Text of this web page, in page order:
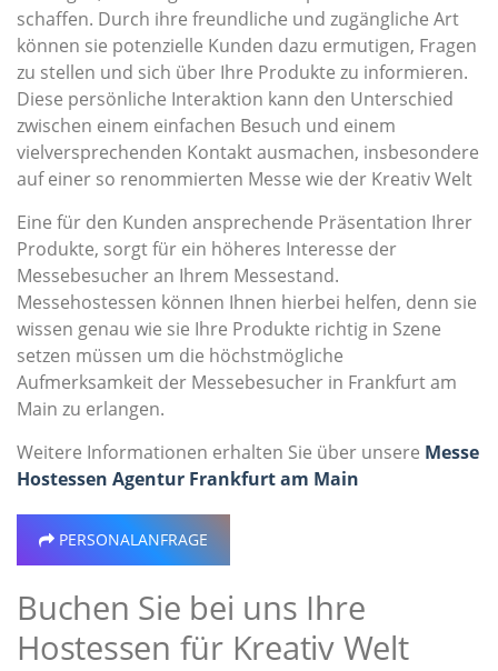
schaffen. Durch ihre freundliche und zugängliche Art
können sie potenzielle Kunden dazu ermutigen, Fragen
zu stellen und sich über Ihre Produkte zu informieren.
Diese persönliche Interaktion kann den Unterschied
zwischen einem einfachen Besuch und einem
vielversprechenden Kontakt ausmachen, insbesondere
auf einer so renommierten Messe wie der Kreativ Welt
Eine für den Kunden ansprechende Präsentation Ihrer
Produkte, sorgt für ein höheres Interesse der
Messebesucher an Ihrem Messestand.
Messehostessen können Ihnen hierbei helfen, denn sie
wissen genau wie sie Ihre Produkte richtig in Szene
setzen müssen um die höchstmögliche
Aufmerksamkeit der Messebesucher in Frankfurt am
Main zu erlangen.
Weitere Informationen erhalten Sie über unsere Messe
Hostessen Agentur Frankfurt am Main
PERSONALANFRAGE
Buchen Sie bei uns Ihre
Hostessen für Kreativ Welt